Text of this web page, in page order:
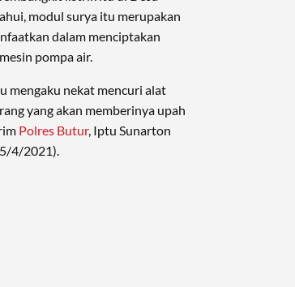
modul surya itu merupakan
dalam menciptakan
pompa air.
mengaku nekat mencuri alat
yang akan memberinya upah
Polres Butur, Iptu Sunarton
4/2021).